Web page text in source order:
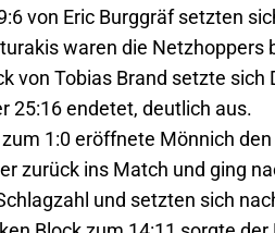
von Eric Burggräf setzten
waren die
von Tobias Brand setzte
25:16 endetet, deutlich aus.
1:0 eröffnete Mönnich
zurück ins Match und ging
und setzten sich